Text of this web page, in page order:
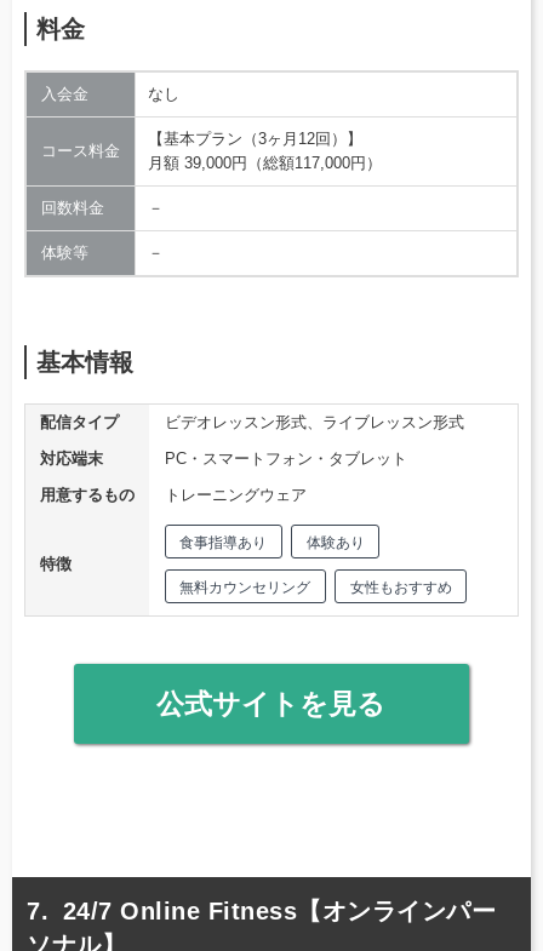
料金
入会金 なし
コース料金
【基本プラン（3ヶ月12回）】
月額 39,000円（総額117,000円）
回数料金 －
体験等 －
基本情報
配信タイプ
ビデオレッスン形式、ライブレッスン形式
対応端末
PC・スマートフォン・タブレット
用意するもの
トレーニングウェア
特徴
食事指導あり 体験あり
無料カウンセリング 女性もおすすめ
公式サイトを見る
24/7 Online Fitness【オンラインパー
ソナル】